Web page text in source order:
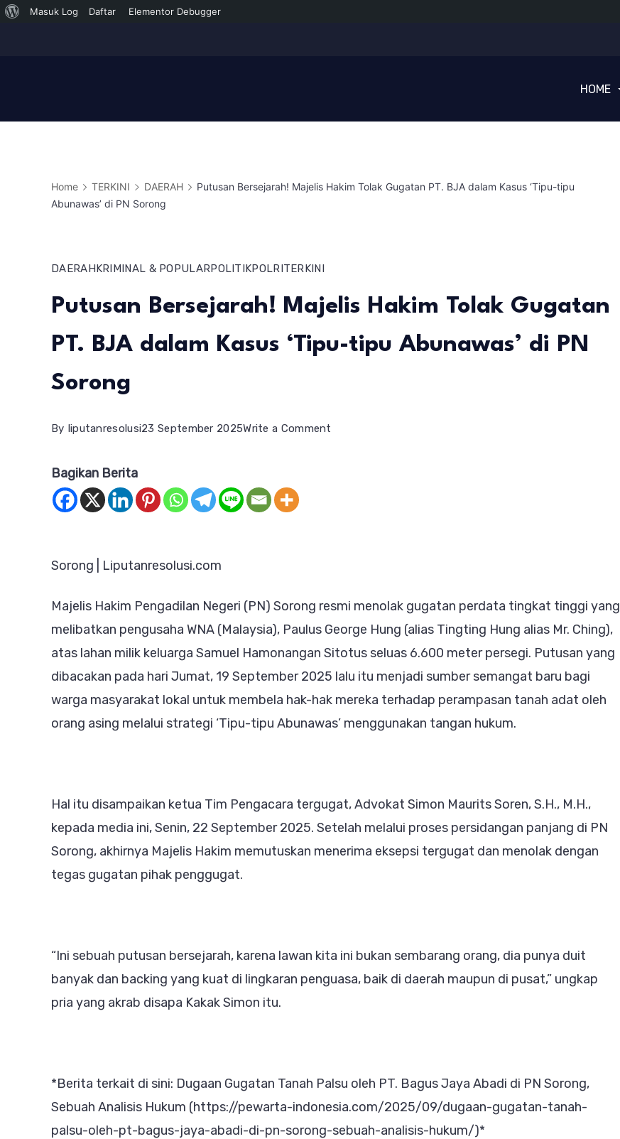
Tentang
Masuk Log Daftar Elementor Debugger
HOME
Home TERKINI DAERAH
Putusan Bersejarah! Majelis Hakim Tolak Gugatan PT. BJA dalam Kasus ‘Tipu-tipu
Abunawas’ di PN Sorong
DAERAHKRIMINAL & POPULARPOLITIKPOLRITERKINI
Putusan Bersejarah! Majelis Hakim Tolak Gugatan
PT. BJA dalam Kasus ‘Tipu-tipu Abunawas’ di PN
Sorong
By liputanresolusi23 September 2025Write a Comment
dalam
Abunawas’
Sorong
Bagikan Berita
Sorong | Liputanresolusi.com
Majelis Hakim Pengadilan Negeri (PN) Sorong resmi menolak gugatan perdata tingkat tinggi yang
melibatkan pengusaha WNA (Malaysia), Paulus George Hung (alias Tingting Hung alias Mr. Ching),
atas lahan milik keluarga Samuel Hamonangan Sitotus seluas 6.600 meter persegi. Putusan yang
dibacakan pada hari Jumat, 19 September 2025 lalu itu menjadi sumber semangat baru bagi
warga masyarakat lokal untuk membela hak-hak mereka terhadap perampasan tanah adat oleh
orang asing melalui strategi ‘Tipu-tipu Abunawas’ menggunakan tangan hukum.
Hal itu disampaikan ketua Tim Pengacara tergugat, Advokat Simon Maurits Soren, S.H., M.H.,
kepada media ini, Senin, 22 September 2025. Setelah melalui proses persidangan panjang di PN
Sorong, akhirnya Majelis Hakim memutuskan menerima eksepsi tergugat dan menolak dengan
tegas gugatan pihak penggugat.
“Ini sebuah putusan bersejarah, karena lawan kita ini bukan sembarang orang, dia punya duit
banyak dan backing yang kuat di lingkaran penguasa, baik di daerah maupun di pusat,” ungkap
pria yang akrab disapa Kakak Simon itu.
*Berita terkait di sini: Dugaan Gugatan Tanah Palsu oleh PT. Bagus Jaya Abadi di PN Sorong,
Sebuah Analisis Hukum (https://pewarta-indonesia.com/2025/09/dugaan-gugatan-tanah-
palsu-oleh-pt-bagus-jaya-abadi-di-pn-sorong-sebuah-analisis-hukum/)*